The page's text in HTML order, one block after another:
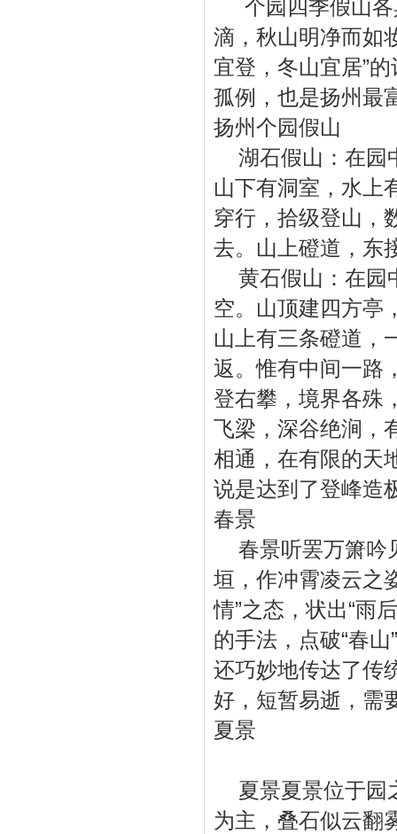
个园四季假山各
滴，秋山明净而如
宜登，冬山宜居”
孤例，也是扬州最
扬州个园假山
湖石假山：在园
山下有洞室，水上
穿行，拾级登山，
去。山上磴道，东
黄石假山：在园
空。山顶建四方亭
山上有三条磴道，
返。惟有中间一路
登右攀，境界各殊
飞梁，深谷绝涧，
相通，在有限的天
说是达到了登峰造
春景
春景听罢万箫吟
垣，作冲霄凌云之
情”之态，状出“雨
的手法，点破“春
还巧妙地传达了传
好，短暂易逝，需
夏景
夏景夏景位于园
为主，叠石似云翻